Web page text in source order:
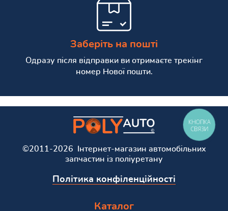
Заберіть на пошті
Одразу після відправки ви отримаєте трекінг
номер Нової пошти.
©2011-2026 Інтернет-магазин автомобільних
запчастин із поліуретану
Політика конфіленційності
Каталог
КНОПКА
СВЯЗИ